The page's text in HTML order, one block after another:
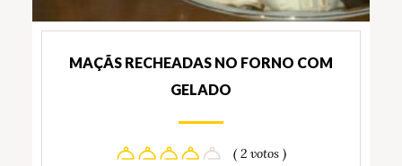
MAÇÃS RECHEADAS NO FORNO COM
GELADO
( 2 votos )